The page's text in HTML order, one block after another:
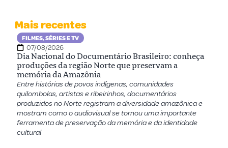
Mais recentes
FILMES, SÉRIES E TV
07/08/2026
Dia Nacional do Documentário Brasileiro: conheça
produções da região Norte que preservam a
memória da Amazônia
Entre histórias de povos indígenas, comunidades
quilombolas, artistas e ribeirinhos, documentários
produzidos no Norte registram a diversidade amazônica e
mostram como o audiovisual se tornou uma importante
ferramenta de preservação da memória e da identidade
cultural